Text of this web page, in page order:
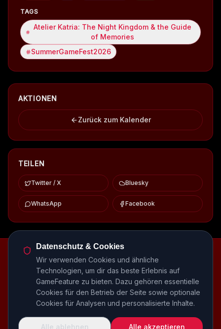
TAGS
Atelier Katria: The Night Kingdom & the Guide
of Memories
SummerGameFest2026
AKTIONEN
Zurück zum Kalender
TEILEN
Twitter / X Bluesky
WhatsApp Facebook
Episodenbibliothek Release-Kalender
Genre-Guides
Most Wanted
Host-Interviews
Episode-Recaps
FAQ
RSS Feed Podcast Feed
Datenschutz & Cookies
Wir verwenden Cookies und ähnliche
Technologien, um dir das beste Erlebnis auf
GameFeature zu bieten. Dazu gehören essentielle
Cookies für den Betrieb der Seite sowie optionale
Cookies für Analysen und personalisierte Inhalte.
Alle ablehnen Alle akzeptieren